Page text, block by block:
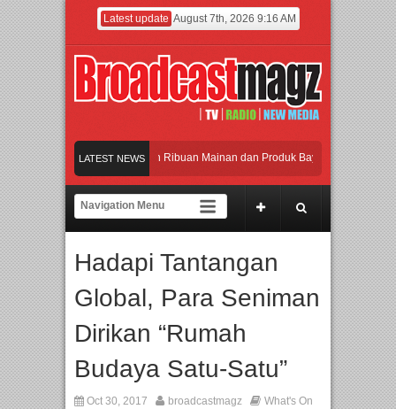
Latest update August 7th, 2026 9:16 AM
LATEST NEWS
Jakarta dengan Ribuan Mainan dan Produk Bayi dari Seluruh Dunia,
Gerbang Inovasi dan Peluang Bisnis Industri Gifts dan Housewares Asia
Perpaduan Warisan Dan Semangat Lokal, BIRKENSTOCK INDONESIA
Jakarta dengan Ribuan Mainan dan Produk Bayi dari Seluruh Dunia,
Hadapi Tantangan
Global, Para Seniman
Dirikan “Rumah
Budaya Satu-Satu”
Oct 30, 2017 broadcastmagz What's On